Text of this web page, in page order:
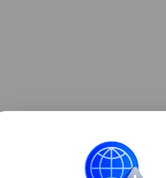
в нашей семье, кто не